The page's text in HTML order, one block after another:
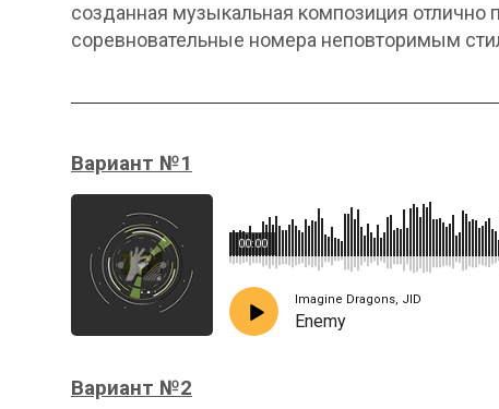
созданная музыкальная композиция
соревновательные номера неповторимым
Вариант №1
00:00
Imagine Dragons, JID
Enemy
Вариант №2